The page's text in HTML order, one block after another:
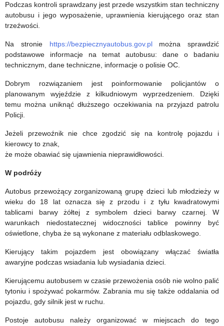
Podczas kontroli sprawdzany jest przede wszystkim stan techniczny
autobusu i jego wyposażenie, uprawnienia kierującego oraz stan
trzeźwości.
Na stronie https://bezpiecznyautobus.gov.plmożna sprawdzić
podstawowe informacje na temat autobusu: dane o badaniu
technicznym, dane techniczne, informacje o polisie OC.
Dobrym rozwiązaniem jest poinformowanie policjantów o
planowanym wyjeździe z kilkudniowym wyprzedzeniem. Dzięki
temu można uniknąć dłuższego oczekiwania na przyjazd patrolu
Policji.
Jeżeli przewoźnik nie chce zgodzić się na kontrolę pojazdu i
kierowcy to znak,
że może obawiać się ujawnienia nieprawidłowości.
W podróży
Autobus przewożący zorganizowaną grupę dzieci lub młodzieży w
wieku do 18 lat oznacza się z przodu i z tyłu kwadratowymi
tablicami barwy żółtej z symbolem dzieci barwy czarnej. W
warunkach niedostatecznej widoczności tablice powinny być
oświetlone, chyba że są wykonane z materiału odblaskowego.
Kierujący takim pojazdem jest obowiązany włączać światła
awaryjne podczas wsiadania lub wysiadania dzieci.
Kierującemu autobusem w czasie przewożenia osób nie wolno palić
tytoniu i spożywać pokarmów. Zabrania mu się także oddalania od
pojazdu, gdy silnik jest w ruchu.
Postoje autobusu należy organizować w miejscach do tego